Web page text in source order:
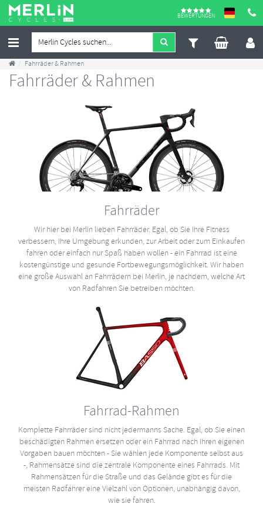
BEWERTUNGEN
Fahrräder & Rahmen
Fahrräder & Rahmen
Fahrräder
Wir hier bei Merlin lieben Fahrräder. Egal, ob Sie Ihre Fitness
verbessern, Ihre Umgebung erkunden, zur Arbeit oder zum Einkaufen
fahren oder einfach nur Spaß haben wollen - ein Fahrrad ist eine
kostengünstige und gesunde Fortbewegungsmöglichkeit. Wir haben
eine große Auswahl an Fahrrädern bei Merlin, je nachdem, welche Art
von Radfahren Sie betreiben möchten.
Fahrrad-Rahmen
Komplette Fahrräder sind nicht jedermanns Sache. Egal, ob Sie einen
beschädigten Rahmen ersetzen oder ein Fahrrad nach Ihren eigenen
Vorgaben bauen möchten - Sie wählen jede Komponente selbst aus
-, Rahmensätze sind die zentrale Komponente eines Fahrrads. Mit
Rahmensätzen für die Straße und das Gelände gibt es für die
meisten Radfahrer eine Vielzahl von Optionen, unabhängig davon,
wie sie fahren.